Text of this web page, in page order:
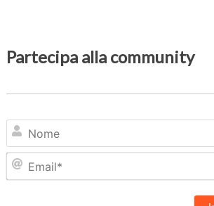
Partecipa alla community